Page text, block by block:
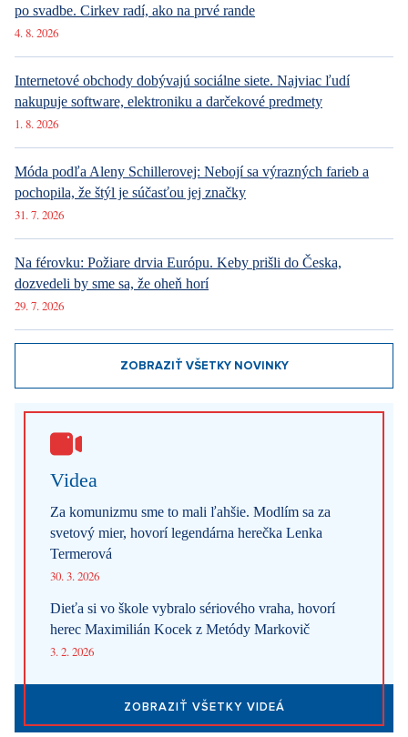
po svadbe. Cirkev radí, ako na prvé rande
4. 8. 2026
Internetové obchody dobývajú sociálne siete. Najviac ľudí
nakupuje software, elektroniku a darčekové predmety
1. 8. 2026
Móda podľa Aleny Schillerovej: Nebojí sa výrazných farieb a
pochopila, že štýl je súčasťou jej značky
31. 7. 2026
Na férovku: Požiare drvia Európu. Keby prišli do Česka,
dozvedeli by sme sa, že oheň horí
29. 7. 2026
ZOBRAZIŤ VŠETKY NOVINKY
Videa
Za komunizmu sme to mali ľahšie. Modlím sa za
svetový mier, hovorí legendárna herečka Lenka
Termerová
30. 3. 2026
Dieťa si vo škole vybralo sériového vraha, hovorí
herec Maximilián Kocek z Metódy Markovič
3. 2. 2026
ZOBRAZIŤ VŠETKY VIDEÁ